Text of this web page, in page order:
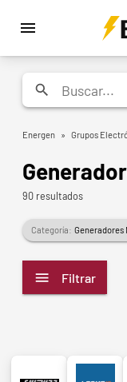
Energen » Grupos
90 resultados
Categoría: Generadores
Filtrar